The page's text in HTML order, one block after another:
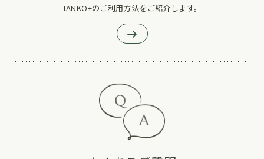
TANKO+のご利用方法をご紹介します。